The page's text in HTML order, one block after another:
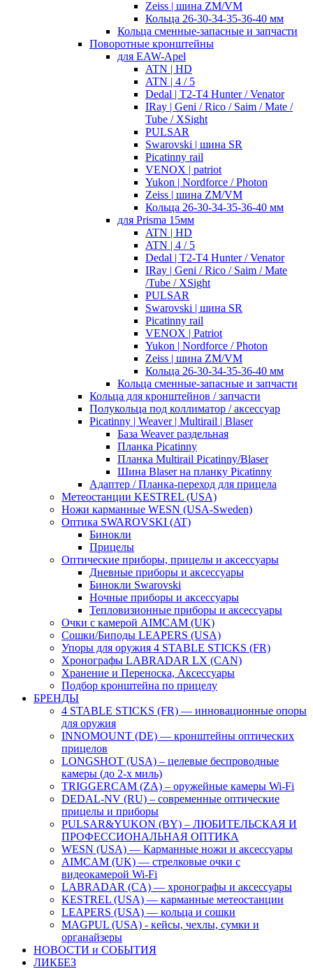
Zeiss | шина ZM/VM
Кольца 26-30-34-35-36-40 мм
Кольца сменные-запасные и запчасти
Поворотные кронштейны
для EAW-Apel
ATN | HD
ATN | 4 / 5
Dedal | T2-T4 Hunter / Venator
IRay | Geni / Rico / Saim / Mate /
Tube / XSight
PULSAR
Swarovski | шина SR
Picatinny rail
VENOX | patriot
Yukon | Nordforce / Photon
Zeiss | шина ZM/VM
Кольца 26-30-34-35-36-40 мм
для Prisma 15мм
ATN | HD
ATN | 4 / 5
Dedal | T2-T4 Hunter / Venator
IRay | Geni / Rico / Saim / Mate
/Tube / XSight
PULSAR
Swarovski | шина SR
Picatinny rail
VENOX | Patriot
Yukon | Nordforce / Photon
Zeiss | шина ZM/VM
Кольца 26-30-34-35-36-40 мм
Кольца сменные-запасные и запчасти
Кольца для кронштейнов / запчасти
Полукольца под коллиматор / аксессуар
Picatinny | Weaver | Multirail | Blaser
База Weaver раздельная
Планка Picatinny
Планка Multirail Picatinny/Blaser
Шина Blaser на планку Picatinny
Адаптер / Планка-переход для прицела
Метеостанции KESTREL (USA)
Ножи карманные WESN (USA-Sweden)
Оптика SWAROVSKI (AT)
Бинокли
Прицелы
Оптические приборы, прицелы и аксессуары
Дневные приборы и аксессуары
Бинокли Swarovski
Ночные приборы и аксессуары
Тепловизионные приборы и аксессуары
Очки с камерой AIMCAM (UK)
Сошки/Биподы LEAPERS (USA)
Упоры для оружия 4 STABLE STICKS (FR)
Хронографы LABRADAR LX (CAN)
Хранение и Переноска, Аксессуары
Подбор кронштейна по прицелу
БРЕНДЫ
4 STABLE STICKS (FR) — инновационные опоры
для оружия
INNOMOUNT (DE) — кронштейны оптических
прицелов
LONGSHOT (USA) – целевые беспроводные
камеры (до 2-х миль)
TRIGGERCAM (ZA) – оружейные камеры Wi-Fi
DEDAL-NV (RU) – современные оптические
прицелы и приборы
PULSAR&YUKON (BY) – ЛЮБИТЕЛЬСКАЯ И
ПРОФЕССИОНАЛЬНАЯ ОПТИКА
WESN (USA) — Карманные ножи и аксессуары
AIMCAM (UK) — стрелковые очки с
видеокамерой Wi-Fi
LABRADAR (CA) — хронографы и аксессуары
KESTREL (USA) — карманные метеостанции
LEAPERS (USA) — кольца и сошки
MAGPUL (USA) - кейсы, чехлы, сумки и
органайзеры
НОВОСТИ и СОБЫТИЯ
ЛИКБЕЗ